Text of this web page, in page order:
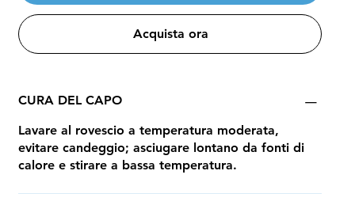
Acquista ora
CURA DEL CAPO
Lavare al rovescio a temperatura moderata,
evitare candeggio; asciugare lontano da fonti di
calore e stirare a bassa temperatura.